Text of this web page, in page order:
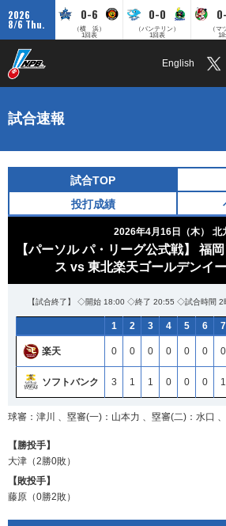
2026
8/6 Thu.
0-6
（横 浜）
1回表
0-0
（バンテリン）
1回表
（マ
English
試合速報
試合TOP
投打成績
2026年4月16日（木） 北
【パーソル パ・リーグ公式戦】 福
ス vs 東北楽天ゴールデンイ
【試合終了】 ◇開始 18:00 ◇終了 20:55 ◇試合時間 2
1 2 3 4 5 6 7
楽天 0 0 0 0 0 0 0
ソフトバンク 3 1 1 0 0 0 1
球審：津川 、塁審(一)：山本力 、塁審(二)：水口
【勝投手】
大津 （2勝0敗）
【敗投手】
藤原 （0勝2敗）